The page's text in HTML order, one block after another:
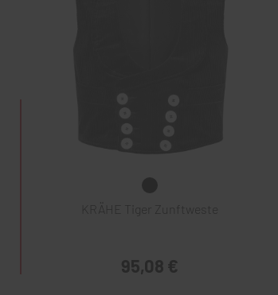
KRÄHE Tiger Zunftweste
95,08 €